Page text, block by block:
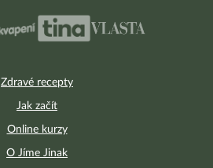
Zdravé recepty
Jak začít
Online kurzy
O Jíme Jinak